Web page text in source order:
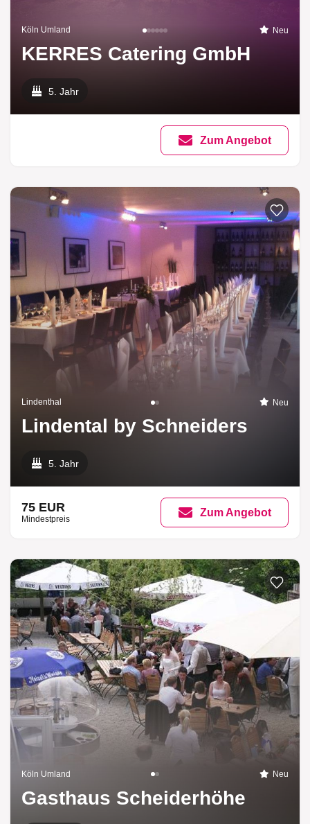
Köln Umland Neu
KERRES Catering GmbH
5. Jahr
Zum Angebot
Lindenthal Neu
Lindental by Schneiders
5. Jahr
75 EUR
Mindestpreis
Zum Angebot
Köln Umland Neu
Gasthaus Scheiderhöhe